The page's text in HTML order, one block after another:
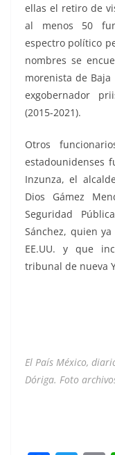
ellas el retiro de
al menos 50
espectro político
nombres se
morenista de
exgobernador
(2015-2021).
Otros
estadounidenses
Inzunza, el
Dios Gámez
Seguridad
Sánchez, quien
EE.UU. y que
tribunal de nueva
El País México,
Dóriga. Foto